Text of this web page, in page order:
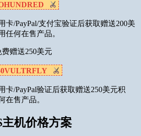
卡/PayPal/支付宝验证后获取赠送200美
任何在售产品。
赠送250美元
卡/PayPal验证后获取赠送250美元积
在售产品。
机价格方案